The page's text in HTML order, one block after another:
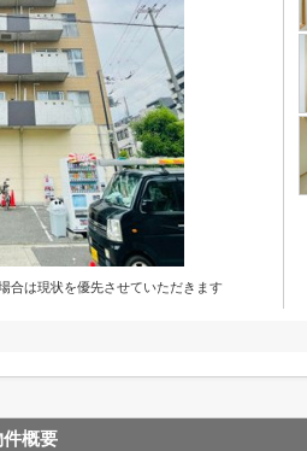
合は現状を優先させていただきます
件概要